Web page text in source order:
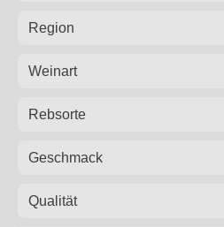
Region
Weinart
Rebsorte
Geschmack
Qualität